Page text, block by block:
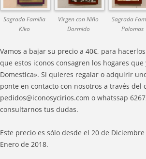
Sagrada Familia
Kiko
Virgen con Niño
Dormido
Sagrada
Palomas
Vamos a bajar su precio a 40€, para
que estos iconos consagren los hogares que
Domestica». Si quieres regalar o adquirir
ponte en contacto con nosotros a través del
pedidos@iconosycirios.com o whatssap
consultarnos tus dudas.
Este precio es sólo desde el 20 de
Enero de 2018.